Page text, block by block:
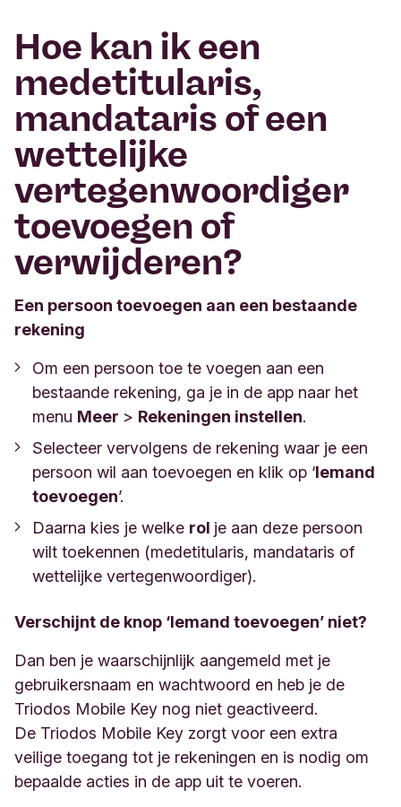
Hoe kan ik een
medetitularis,
mandataris of een
wettelijke
vertegenwoordiger
toevoegen of
verwijderen?
Een persoon toevoegen aan een bestaande
rekening
Om een persoon toe te voegen aan een
bestaande rekening, ga je in de app naar het
menu Meer > Rekeningen instellen.
Selecteer vervolgens de rekening waar je een
persoon wil aan toevoegen en klik op ‘Iemand
toevoegen’.
Daarna kies je welke rol je aan deze persoon
wilt toekennen (medetitularis, mandataris of
wettelijke vertegenwoordiger).
Verschijnt de knop ‘Iemand toevoegen’ niet?
Dan ben je waarschijnlijk aangemeld met je
gebruikersnaam en wachtwoord en heb je de
Triodos Mobile Key nog niet geactiveerd.
De Triodos Mobile Key zorgt voor een extra
veilige toegang tot je rekeningen en is nodig om
bepaalde acties in de app uit te voeren.